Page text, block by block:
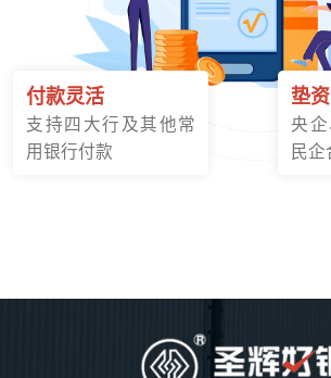
付款灵活
支持四大行及其他常
用银行付款
垫
央企
民企